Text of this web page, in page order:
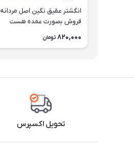
انگشتر عقیق نگین اصل مردانه
فروش بصورت عمده هست
هست فروش بصورت رندوم
820,000 تومان
تحویل اکسپرس